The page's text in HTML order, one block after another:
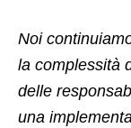
Noi
la complessità
delle
una